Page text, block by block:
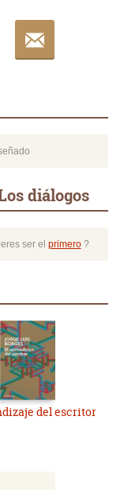
diálogos
ser el primero?
del escritor